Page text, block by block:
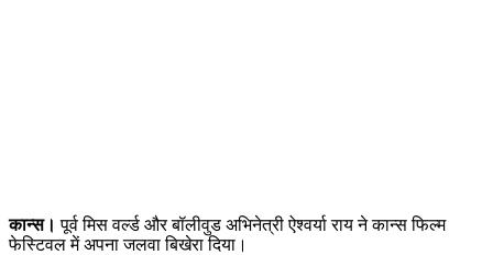
कान्स। पूर्व मिस वर्ल्ड और बॉलीवुड अभिनेत्री ऐश्वर्या राय ने कान्स फिल्म
फेस्टिवल में अपना जलवा बिखेरा दिया।